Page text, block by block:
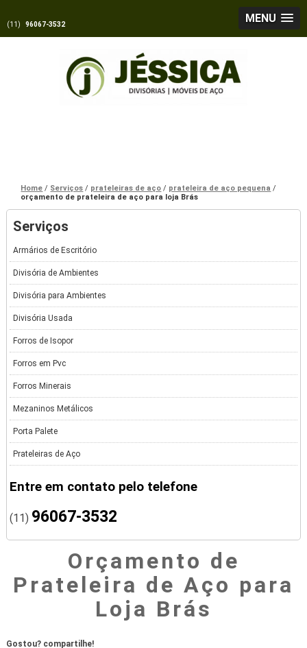
MENU
(11) 96067-3532
Home Serviços prateleiras de aço
prateleira de aço pequena
orçamento de prateleira de aço para loja Brás
Serviços
Armários de Escritório
Divisória de Ambientes
Divisória para Ambientes
Divisória Usada
Forros de Isopor
Forros em Pvc
Forros Minerais
Mezaninos Metálicos
Porta Palete
Prateleiras de Aço
Entre em contato pelo telefone
(11) 96067-3532
Orçamento de
Prateleira de Aço para
Loja Brás
Gostou? compartilhe!